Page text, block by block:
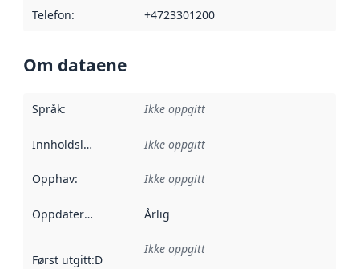
Telefon: +4723301200
Om dataene
Språk: Ikke oppgitt
Innholdsleverandører :
Ikke oppgitt
Opphav: Ikke oppgitt
Oppdateringsfrekvens :
Årlig
Først utgitt:Denne datoen sier når dataene i dette
Ikke oppgitt